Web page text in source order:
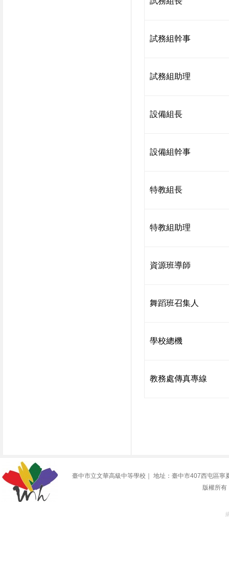
試務組幹事
試務組助理
設備組長
設備組幹事
特教組長
特教組助理
資源班導師
舞蹈班召集人
學校總機
教務處傳真專線
臺中市立文華高級中等學校｜ 地址：臺中市407西屯區
版權所有